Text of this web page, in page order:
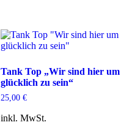
Tank Top „Wir sind hier um
glücklich zu sein“
25,00 €
inkl. MwSt.